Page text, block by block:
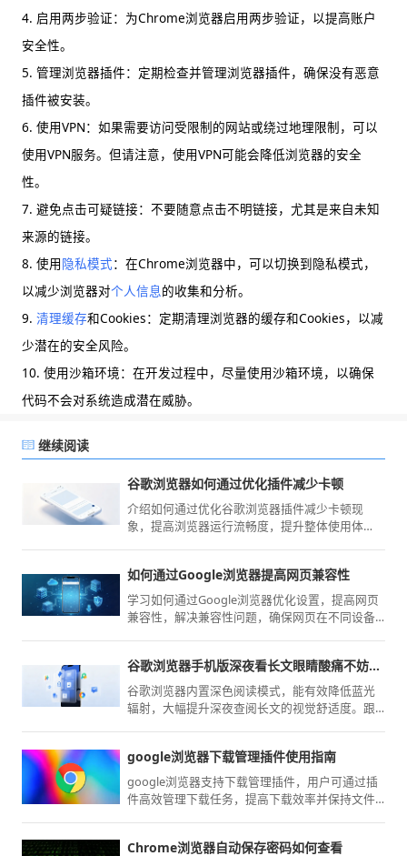
4. 启用两步验证：为Chrome浏览器启用两步验证，以提高账户
安全性。
5. 管理浏览器插件：定期检查并管理浏览器插件，确保没有恶意
插件被安装。
6. 使用VPN：如果需要访问受限制的网站或绕过地理限制，可以
使用VPN服务。但请注意，使用VPN可能会降低浏览器的安全
性。
7. 避免点击可疑链接：不要随意点击不明链接，尤其是来自未知
来源的链接。
8. 使用隐私模式：在Chrome浏览器中，可以切换到隐私模式，
以减少浏览器对个人信息的收集和分析。
9. 清理缓存和Cookies：定期清理浏览器的缓存和Cookies，以减
少潜在的安全风险。
10. 使用沙箱环境：在开发过程中，尽量使用沙箱环境，以确保
代码不会对系统造成潜在威胁。
继续阅读
谷歌浏览器如何通过优化插件减少卡顿
介绍如何通过优化谷歌浏览器插件减少卡顿现
象，提高浏览器运行流畅度，提升整体使用体
如何通过Google浏览器提高网页兼容性
学习如何通过Google浏览器优化设置，提高网页
兼容性，解决兼容性问题，确保网页在不同设备
谷歌浏览器手机版深夜看长文眼睛酸痛不妨试试这个
谷歌浏览器内置深色阅读模式，能有效降低蓝光
辐射，大幅提升深夜查阅长文的视觉舒适度。跟
google浏览器下载管理插件使用指南
google浏览器支持下载管理插件，用户可通过插
件高效管理下载任务，提高下载效率并保持文件
Chrome浏览器自动保存密码如何查看